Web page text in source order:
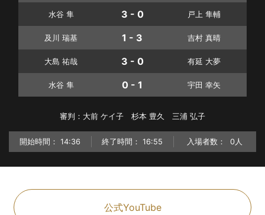
水谷 隼 3 - 0 戸上 隼輔
及川 瑞基 1 - 3 吉村 真晴
大島 祐哉 3 - 0 有延 大夢
水谷 隼 0 - 1 宇田 幸矢
審判：大前 ケイ子 杉本 豊久 三浦 弘子
開始時間： 14:36 終了時間： 16:55 入場者数： 0人
公式YouTube